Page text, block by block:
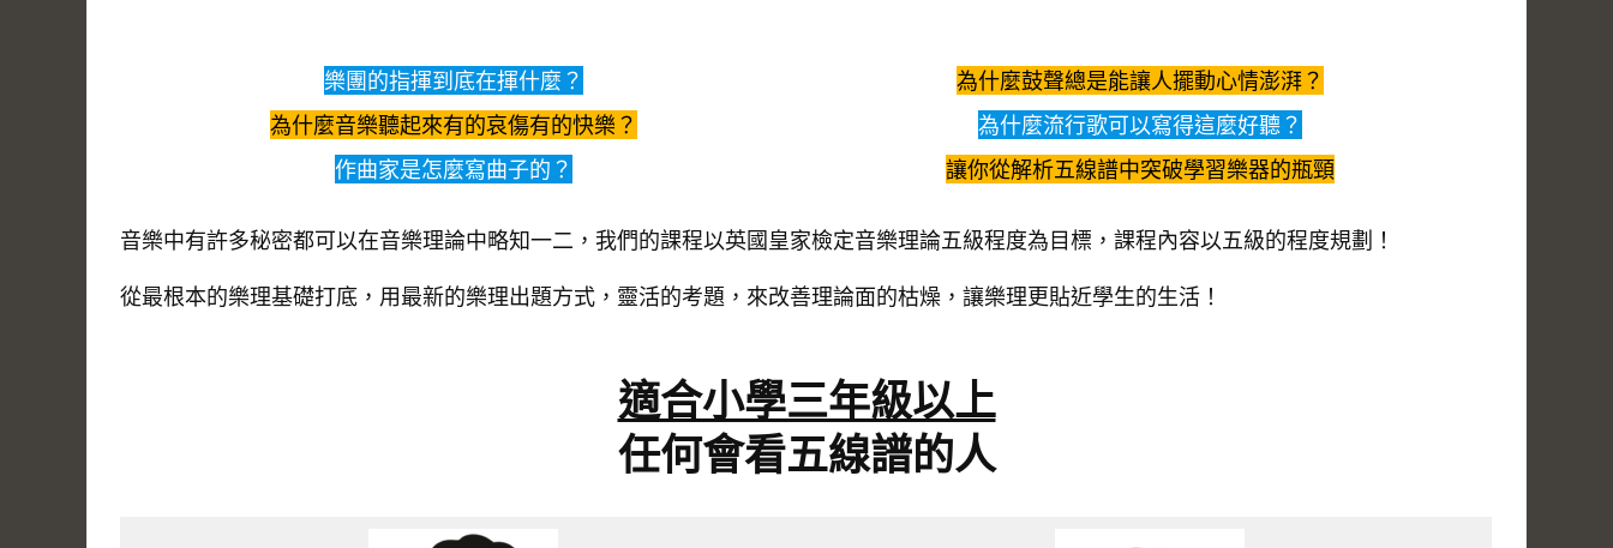
樂團的指揮到底在揮什麼？
為什麼鼓聲總是能讓人擺動心情澎湃？
為什麼⾳樂聽起來有的哀傷有的快樂？
為什麼流行歌可以寫得這麼好聽？
作曲家是怎麼寫曲⼦的？
讓你從解析五線譜中突破學習樂器的瓶頸
⾳樂中有許多秘密都可以在⾳樂理論中略知⼀二，我們的課程以英國皇家檢定⾳樂理論五級程度為⽬標，課程內容以五級的程度規劃！
從最根本的樂理基礎打底，⽤最新的樂理出題⽅式，靈活的考題，來改善理論面的枯燥，讓樂理更貼近學⽣的⽣活！
適合⼩學三年級以上
任何會看五線譜的⼈